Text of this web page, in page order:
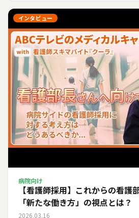
インタビュー
病院向け
【看護師採用】これからの看護
「新たな働き方」の視点とは？
2026.03.16